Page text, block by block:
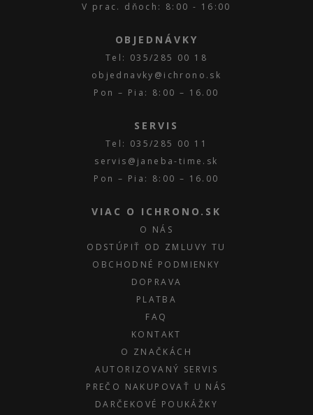
V prac. dňoch: 8:00 - 16:00
OBJEDNÁVKY
Tel: 035/285 00 18
objednavky@ichrono.sk
Pon – Pia: 8:00 – 16.00
SERVIS
Tel: 035/285 00 11
servis@janeba-time.sk
Pon – Pia: 8:00 – 16.00
VIAC O ICHRONO.SK
O NÁS
ODSTÚPIŤ OD ZMLUVY TU
OBCHODNÉ PODMIENKY
DOPRAVA
PLATBA
FAQ
KONTAKT
O ZNAČKÁCH
AUTORIZOVANÝ SERVIS
PREČO NAKUPOVAŤ U NÁS
DARČEKOVÉ POUKÁŽKY